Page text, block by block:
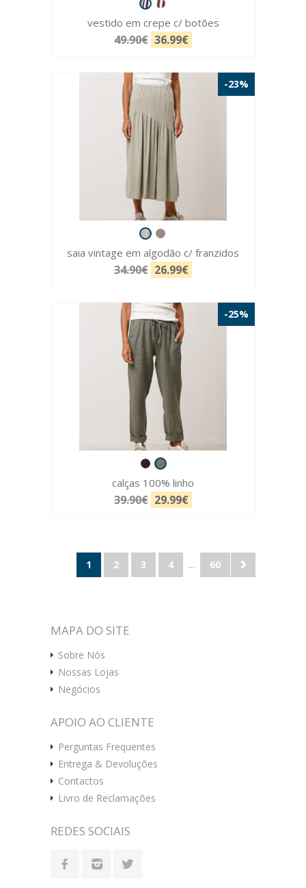
vestido em crepe c/ botões
49.90€ 36.99€
-23%
saia vintage em algodão c/ franzidos
34.90€ 26.99€
-25%
calças 100% linho
39.90€ 29.99€
1 2 3 4 ... 60
MAPA DO SITE
Sobre Nós
Nossas Lojas
Negócios
APOIO AO CLIENTE
Perguntas Frequentes
Entrega & Devoluções
Contactos
Livro de Reclamações
REDES SOCIAIS